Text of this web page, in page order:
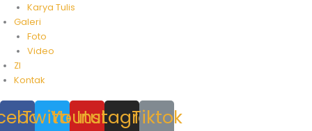
Karya Tulis
Galeri
Foto
Video
ZI
Kontak
TwitterYoutube
Instagram
Tiktok